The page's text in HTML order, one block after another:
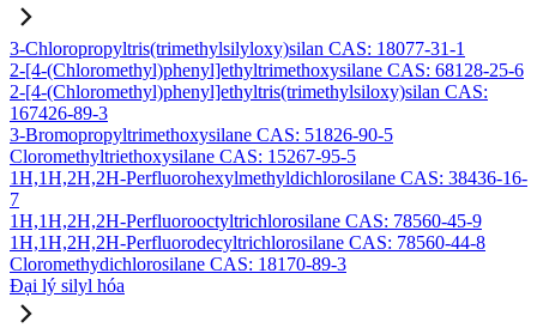
3-Chloropropyltris(trimethylsilyloxy)silan CAS: 18077-31-1
2-[4-(Chloromethyl)phenyl]ethyltrimethoxysilane CAS: 68128-25-6
2-[4-(Chloromethyl)phenyl]ethyltris(trimethylsiloxy)silan CAS:
167426-89-3
3-Bromopropyltrimethoxysilane CAS: 51826-90-5
Cloromethyltriethoxysilane CAS: 15267-95-5
1H,1H,2H,2H-Perfluorohexylmethyldichlorosilane CAS: 38436-16-
7
1H,1H,2H,2H-Perfluorooctyltrichlorosilane CAS: 78560-45-9
1H,1H,2H,2H-Perfluorodecyltrichlorosilane CAS: 78560-44-8
Cloromethydichlorosilane CAS: 18170-89-3
Đại lý silyl hóa